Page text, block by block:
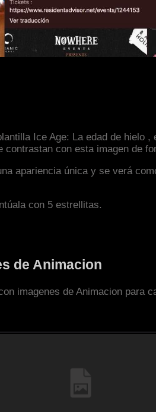
Ice Age: La edad de hielo
con esta imagen de
apariencia única y se verá
con 5 estrellitas.
de Animacion
imagenes de Animacion para